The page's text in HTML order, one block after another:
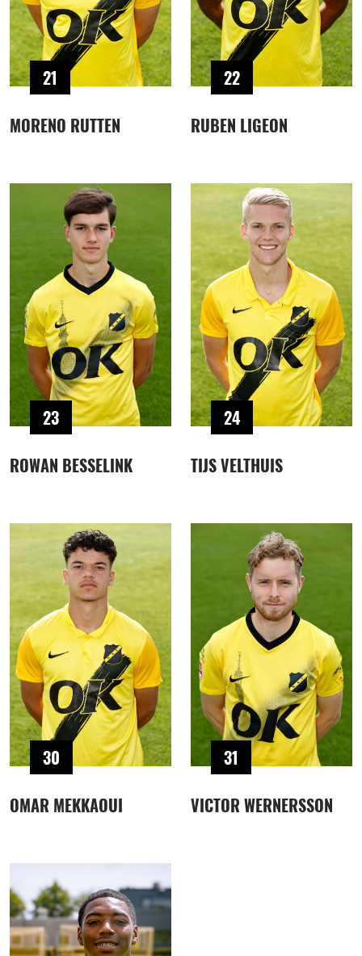
21
MORENO RUTTEN
22
RUBEN LIGEON
23
ROWAN BESSELINK
24
TIJS VELTHUIS
30
OMAR MEKKAOUI
31
VICTOR WERNERSSON